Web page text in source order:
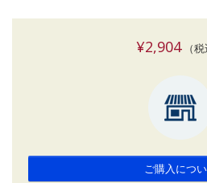
¥2,904（税
ご購入につ